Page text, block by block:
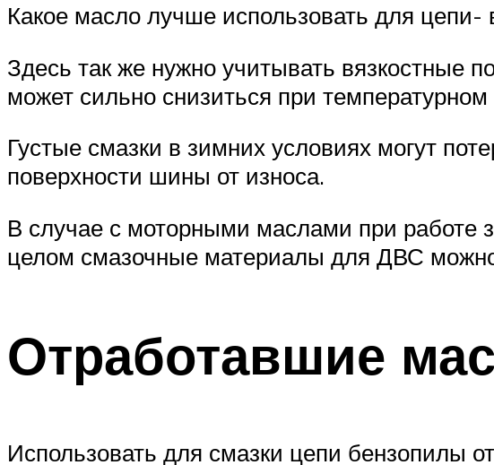
Какое масло лучше использовать для цепи-
Здесь так же нужно учитывать вязкостные
может сильно снизиться при
Густые смазки в зимних условиях могут
поверхности шины от износа.
В случае с моторными маслами при работе
целом смазочные материалы для ДВС
Отработавшие
Использовать для смазки цепи бензопилы